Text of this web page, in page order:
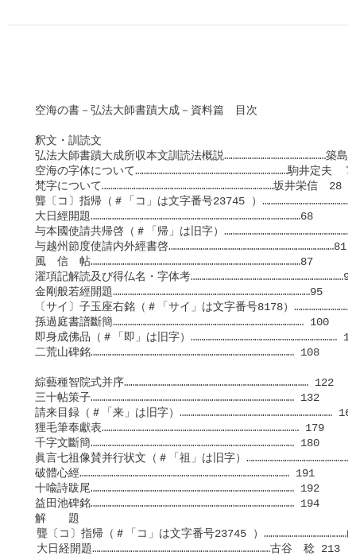
空海の書－弘法大師書蹟大成－資料篇　目次
釈文・訓読文
弘法大師書蹟大成所収本文訓読法概説…………………………………………築島
空海の字体について………………………………………………………………駒井定夫　７
梵字について………………………………………………………………………坂井栄信　28
聾〔コ〕指帰（＃「コ」は文字番号23745 ）
大日經開題………………………………………………………………………………………68
与本國使請共帰啓（＃「帰」は旧字）
与越州節度使請内外經書啓……………………………………………………………………81
風　信　帖………………………………………………………………………………………87
濯項記解読及び得仏名・字体考………………………………………………………………90
金剛般若經開題…………………………………………………………………………………95
〔サイ〕子玉座右銘（＃「サイ」は文字番号8178）
孫過庭書譜斷簡……………………………………………………………………………… 100
即身成佛品（＃「即」は旧字）……………………………………………………………
二荒山碑銘…………………………………………………………………………………… 108
綜藝種智院式并序…………………………………………………………………………… 122
三十帖策子…………………………………………………………………………………… 132
請来目録（＃「来」は旧字）………………………………………………………………
狸毛筆奉獻表………………………………………………………………………………… 179
千字文斷簡…………………………………………………………………………………… 180
眞言七祖像賛并行状文（＃「祖」は旧字）
破體心經……………………………………………………………………………………… 191
十喩詩跋尾…………………………………………………………………………………… 192
益田池碑銘…………………………………………………………………………………… 194
解　　題
聾〔コ〕指帰（＃「コ」は文字番号23745 ）…………………………………
  大日経開題…………………………………………………………………………古谷　稔 213